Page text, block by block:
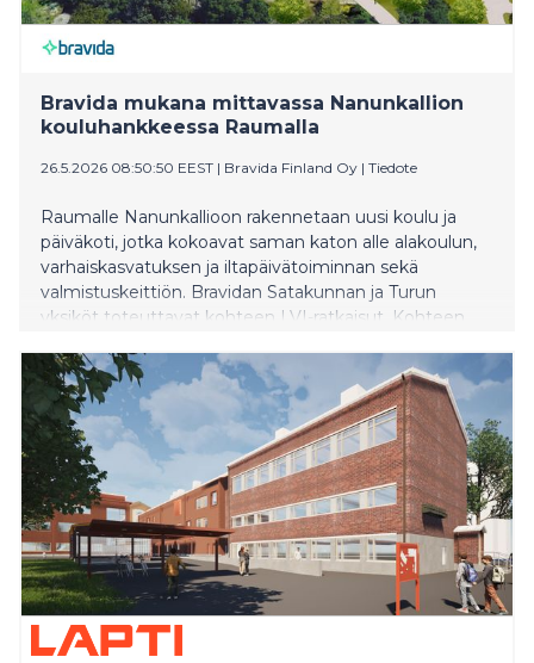
Bravida mukana mittavassa Nanunkallion
kouluhankkeessa Raumalla
26.5.2026 08:50:50 EEST | Bravida Finland Oy | Tiedote
Raumalle Nanunkallioon rakennetaan uusi koulu ja
päiväkoti, jotka kokoavat saman katon alle alakoulun,
varhaiskasvatuksen ja iltapäivätoiminnan sekä
valmistuskeittiön. Bravidan Satakunnan ja Turun
yksiköt toteuttavat kohteen LVI-ratkaisut. Kohteen
kanssa Bravida on tehnyt urakasta sopimuksen.
Hankkeen tilaaja on Rauman kaupunki.